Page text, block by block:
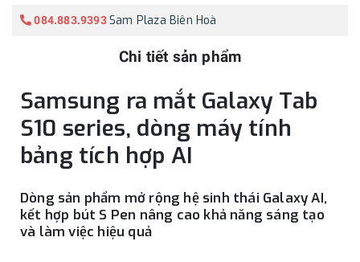
084.883.9393 Sam Plaza Biên Hoà
Chi tiết sản phẩm
Samsung ra mắt Galaxy Tab
S10 series, dòng máy tính
bảng tích hợp AI
Dòng sản phẩm mở rộng hệ sinh thái Galaxy AI,
kết hợp bút S Pen nâng cao khả năng sáng tạo
và làm việc hiệu quả